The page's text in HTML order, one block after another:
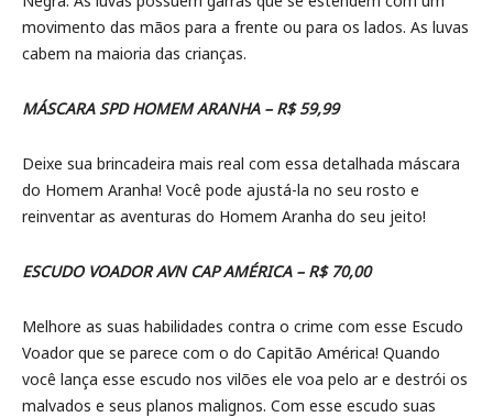
movimento das mãos para a frente ou para os lados. As luvas
cabem na maioria das crianças.
MÁSCARA SPD HOMEM ARANHA – R$ 59,99
Deixe sua brincadeira mais real com essa detalhada máscara
do Homem Aranha! Você pode ajustá-la no seu rosto e
reinventar as aventuras do Homem Aranha do seu jeito!
ESCUDO VOADOR AVN CAP AMÉRICA – R$ 70,00
Melhore as suas habilidades contra o crime com esse Escudo
Voador que se parece com o do Capitão América! Quando
você lança esse escudo nos vilões ele voa pelo ar e destrói os
malvados e seus planos malignos. Com esse escudo suas